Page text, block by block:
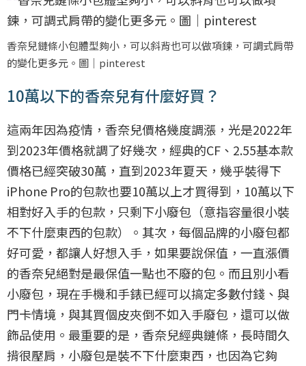
香奈兒鏈條小包體型夠小，可以斜背也可以做項鍊，可調式肩帶
的變化更多元。圖｜pinterest
10萬以下的香奈兒有什麼好買？
這兩年因為疫情，香奈兒價格幾度調漲，光是2022年
到2023年價格就調了好幾次，經典的CF、2.55基本款
價格已經突破30萬，直到2023年夏天，幾乎裝得下
iPhone Pro的包款也要10萬以上才買得到，10萬以下
相對好入手的包款，只剩下小廢包（意指容量很小裝
不下什麼東西的包款）。其次，每個品牌的小廢包都
好可愛，都讓人好想入手，如果要說保值，一直漲價
的香奈兒絕對是最保值一點也不廢的包。而且別小看
小廢包，現在手機和手錶已經可以搞定多數付錢、與
門卡情境，與其買個皮夾倒不如入手廢包，還可以做
飾品使用。最重要的是，香奈兒經典鏈條，長時間久
揹很壓肩，小廢包是裝不下什麼東西，也因為它夠